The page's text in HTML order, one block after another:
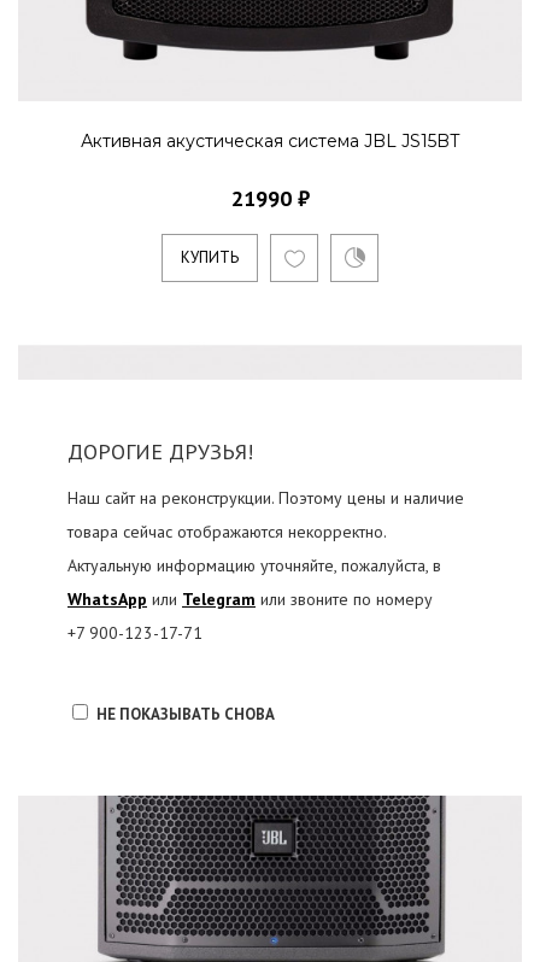
ДОРОГИЕ ДРУЗЬЯ!
Наш сайт на реконструкции. Поэтому цены и наличие
товара сейчас отображаются некорректно.
Актуальную информацию уточняйте, пожалуйста, в
WhatsApp или Telegram или звоните по номеру
+7 900-123-17-71
НЕ ПОКАЗЫВАТЬ СНОВА
Активная акустическая система JBL JS15BT
21990 ₽
КУПИТЬ